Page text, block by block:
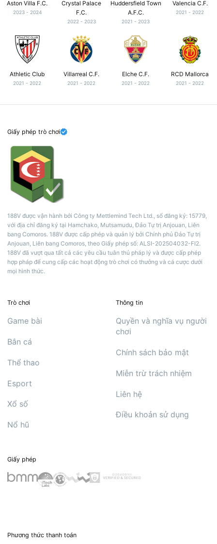
Aston Villa F.C.
2023 - 2024
Crystal Palace
F.C.
2022 - 2023
Huddersfield Town
A.F.C.
2021 - 2023
Valencia C.F.
2021 - 2022
Athletic Club
2021 - 2022
Villarreal C.F.
2021 - 2022
Elche C.F.
2021 - 2022
RCD Mallorca
2021 - 2022
Giấy phép trò chơi
188V được vận hành bởi Công ty Mettlemind Tech Ltd., số đăng ký: 15779,
với địa chỉ đăng ký tại Hamchako, Mutsamudu, Đảo Tự trị Anjouan, Liên
bang Comoros. 188V được cấp phép và quản lý bởi Chính phủ Đảo Tự trị
Anjouan, Liên bang Comoros, theo Giấy phép số: ALSI-202504032-FI2.
188V đã vượt qua tất cả các yêu cầu tuân thủ pháp lý và được cấp phép
hợp pháp để cung cấp các hoạt động trò chơi có thưởng và cá cược dưới
mọi hình thức.
Trò chơi
Game bài
Bắn cá
Thể thao
Esport
Xổ số
Nổ hũ
Thông tin
Quyền và nghĩa vụ người
chơi
Chính sách bảo mật
Miễn trừ trách nhiệm
Liên hệ
Điều khoản sử dụng
Giấy phép
Phương thức thanh toán